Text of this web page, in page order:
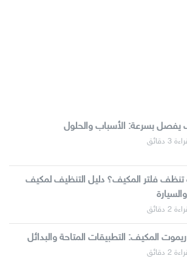
يفصل بسرعة: الأسباب والحلول
دقائق
تنظف فلتر المكيف؟ دليل التنظيف لمكيف
دقائق
المكيف: التطبيقات المتاحة والبدائل
دقائق